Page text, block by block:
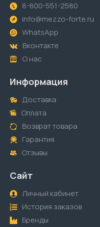
8-800-551-2580
info@mezzo-forte.ru
WhatsApp
Вконтакте
О нас
Информация
Доставка
Оплата
Возврат товара
Гарантия
Отзывы
Сайт
Личный кабинет
История заказов
Бренды